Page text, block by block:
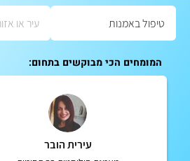
המומחים הכי מבוקשים בתחום:
עירית הובר